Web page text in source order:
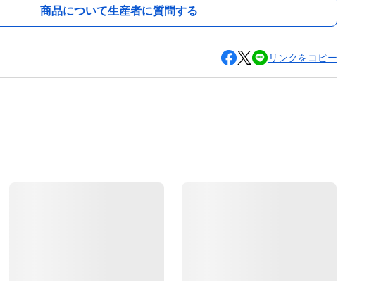
商品について生産者に質問する
リンクをコピー